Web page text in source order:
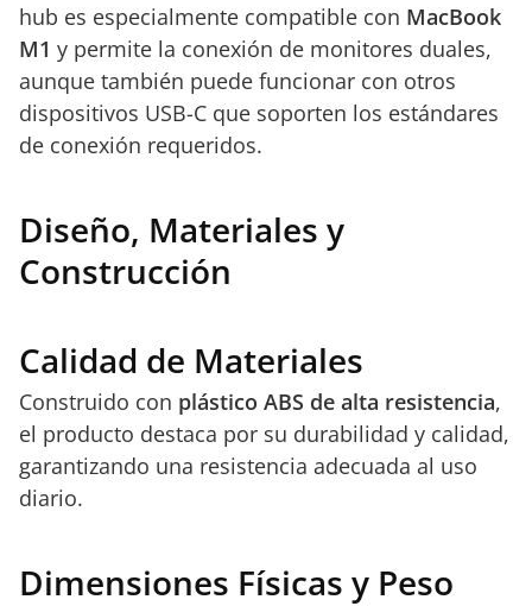
hub es especialmente compatible con MacBook
M1 y permite la conexión de monitores duales,
aunque también puede funcionar con otros
dispositivos USB-C que soporten los estándares
de conexión requeridos.
Diseño, Materiales y
Construcción
Calidad de Materiales
Construido con plástico ABS de alta resistencia,
el producto destaca por su durabilidad y calidad,
garantizando una resistencia adecuada al uso
diario.
Dimensiones Físicas y Peso